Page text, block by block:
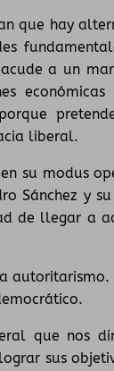
que hay
a un
liberal.
su modus
Sánchez y
de llegar a
que nos
sus